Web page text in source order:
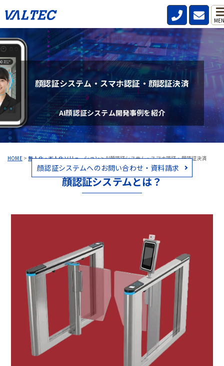
HOME>無人化・省人化ソリューション>AI顔認証システム・スマホ認証・顔認証決済
顔認証システム・スマホ認証・顔認証決済
AI顔認証システム開発事例を紹介
顔認証システムへのお問い合わせ・資料請求
顔認証システムとは？